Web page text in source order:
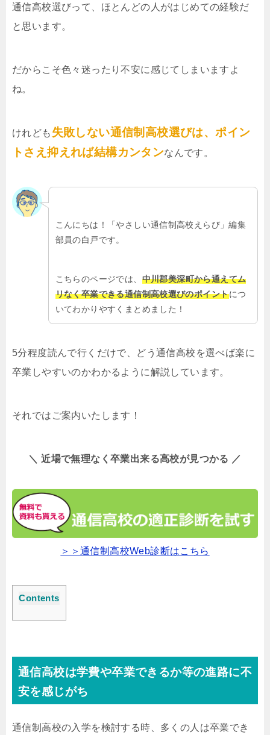
通信高校選びって、ほとんどの人がはじめての経験だ
と思います。
だからこそ色々迷ったり不安に感じてしまいますよ
ね。
けれども 失敗しない通信制高校選びは、ポイン
トさえ抑えれば結構カンタンなんです。
こんにちは！「やさしい通信制高校えらび」編集
部員の白戸です。
こちらのページでは、 中川郡美深町から通えてム
リなく卒業できる通信制高校選びのポイントにつ
いてわかりやすくまとめました！
5分程度読んで行くだけで、どう通信高校を選べば楽に
卒業しやすいのかわかるように解説しています。
それではご案内いたします！
＼ 近場で無理なく卒業出来る高校が見つかる ／
＞＞通信制高校Web診断はこちら
Contents
通信高校は学費や卒業できるか等の進路に不
安を感じがち
通信制高校の入学を検討する時、多くの人は卒業でき